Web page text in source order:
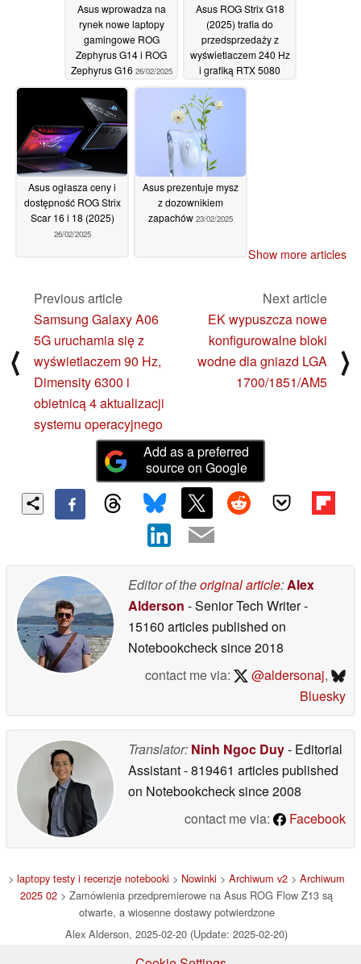
Asus wprowadza na
rynek nowe laptopy
gamingowe ROG
Zephyrus G14 i ROG
Zephyrus G16 26/02/2025
Asus ROG Strix G18
(2025) trafia do
przedsprzedaży z
wyświetlaczem 240 Hz
i grafiką RTX 5080
26/02/2025
Asus ogłasza ceny i
dostępność ROG Strix
Scar 16 i 18 (2025)
26/02/2025
Asus prezentuje mysz
z dozownikiem
zapachów 23/02/2025
Show more articles
⟨
Previous article
Samsung Galaxy A06
5G uruchamia się z
wyświetlaczem 90 Hz,
Dimensity 6300 i
obietnicą 4 aktualizacji
systemu operacyjnego
Next article
EK wypuszcza nowe
konfigurowalne bloki
wodne dla gniazd LGA
1700/1851/AM5
⟩
Add as a preferred
source on Google
Editor of theoriginal article:Alex
Alderson - Senior Tech Writer-
15160 articles published on
Notebookchecksince 2018
contact me via:
@aldersonaj,
Bluesky
Translator: Ninh Ngoc Duy- Editorial
Assistant- 819461 articles published
on Notebookchecksince 2008
contact me via:
Facebook
> laptopy testy i recenzje notebooki > Nowinki > Archiwum v2 > Archiwum
2025 02 > Zamówienia przedpremierowe na Asus ROG Flow Z13 są
otwarte, a wiosenne dostawy potwierdzone
Alex Alderson, 2025-02-20 (Update: 2025-02-20)